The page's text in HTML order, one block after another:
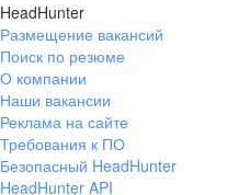
HeadHunter
Размещение вакансий
Поиск по резюме
О компании
Наши вакансии
Реклама на сайте
Требования к ПО
Безопасный HeadHunter
HeadHunter API